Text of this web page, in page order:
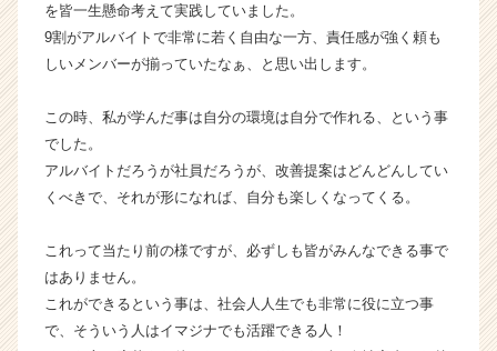
ャ
リ
ア
e
r
C
r
r）
を皆一生懸命考えて実践していました。
9割がアルバイトで非常に若く自由な一方、責任感が強く頼も
しいメンバーが揃っていたなぁ、と思い出します。
この時、私が学んだ事は自分の環境は自分で作れる、という事
でした。
アルバイトだろうが社員だろうが、改善提案はどんどんしてい
くべきで、それが形になれば、自分も楽しくなってくる。
これって当たり前の様ですが、必ずしも皆がみんなできる事で
はありません。
これができるという事は、社会人人生でも非常に役に立つ事
で、そういう人はイマジナでも活躍できる人！